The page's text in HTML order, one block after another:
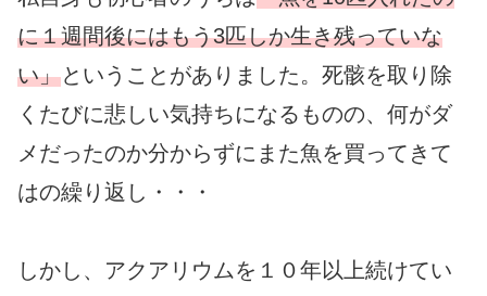
に１週間後にはもう3匹しか生き残っていな
い」ということがありました。死骸を取り除
くたびに悲しい気持ちになるものの、何がダ
メだったのか分からずにまた魚を買ってきて
はの繰り返し・・・
しかし、アクアリウムを１０年以上続けてい